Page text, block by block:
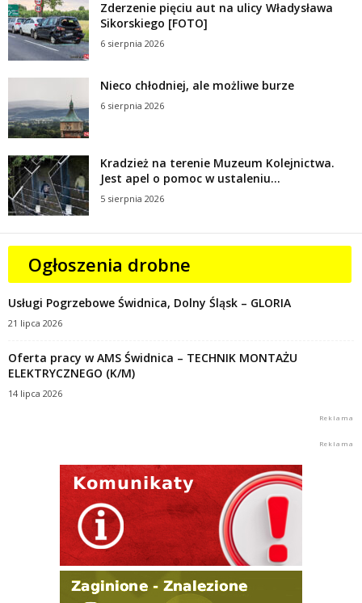
Zderzenie pięciu aut na ulicy Władysława
Sikorskiego [FOTO]
6 sierpnia 2026
Nieco chłodniej, ale możliwe burze
6 sierpnia 2026
Kradzież na terenie Muzeum Kolejnictwa.
Jest apel o pomoc w ustaleniu...
5 sierpnia 2026
Ogłoszenia drobne
Usługi Pogrzebowe Świdnica, Dolny Śląsk – GLORIA
21 lipca 2026
Oferta pracy w AMS Świdnica – TECHNIK MONTAŻU
ELEKTRYCZNEGO (K/M)
14 lipca 2026